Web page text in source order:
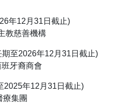
年12月31日截止)
教慈善機構
至2026年12月31日截止)
牙裔商會
2025年12月31日截止)
療集團